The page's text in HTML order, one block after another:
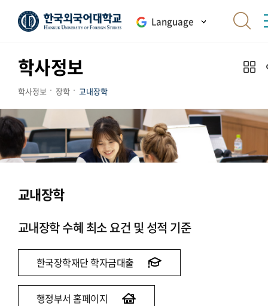
Language
학사정보
학사정보 장학 교내장학
교내장학
교내장학 수혜 최소 요건 및 성적 기준
한국장학재단 학자금대출
행정부서 홈페이지